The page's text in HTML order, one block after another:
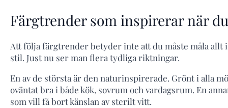
Färgtrender som inspirerar när
Att följa färgtrender betyder inte att du måste måla allt
stil. Just nu ser man flera tydliga riktningar.
En av de största är den naturinspirerade. Grönt i alla
oväntat bra i både kök, sovrum och vardagsrum. En
som vill få bort känslan av sterilt vitt.